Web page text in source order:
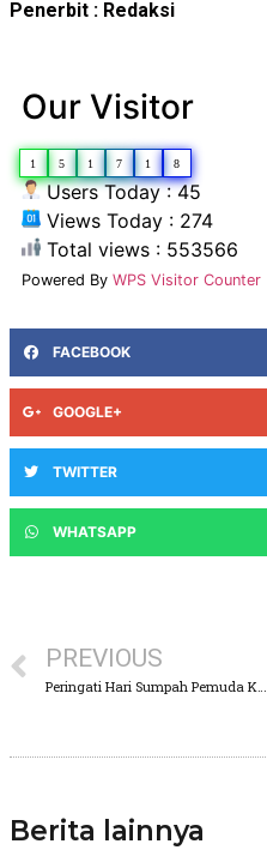
Penerbit : Redaksi
Our Visitor
1 5 1 7 1 8
Users Today : 45
Views Today : 274
Total views : 553566
Powered By WPS Visitor Counter
FACEBOOK
GOOGLE+
TWITTER
WHATSAPP
PREVIOUS
Peringati Hari Sumpah Pemuda Ke-95, Wakapolres Pasuruan Pimpin Upacara
Berita lainnya